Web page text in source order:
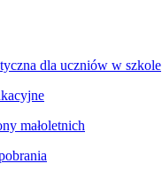
dla uczniów w szkole
małoletnich